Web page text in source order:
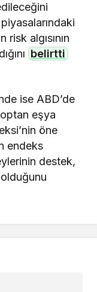
algısının
belirtti
ise ABD’de
eşya
öne
endeks
destek,